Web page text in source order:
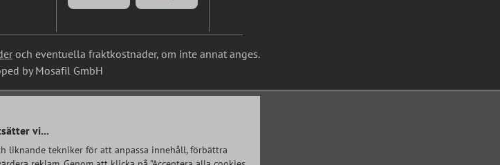
och eventuella fraktkostnader, om inte annat anges.
by Mosafil GmbH
vi...
liknande tekniker för att anpassa innehåll, förbättra